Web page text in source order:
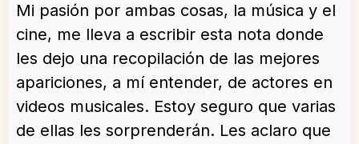
Mi pasión por ambas cosas, la música y el
cine, me lleva a escribir esta nota donde
les dejo una recopilación de las mejores
apariciones, a mí entender, de actores en
videos musicales. Estoy seguro que varias
de ellas les sorprenderán. Les aclaro que